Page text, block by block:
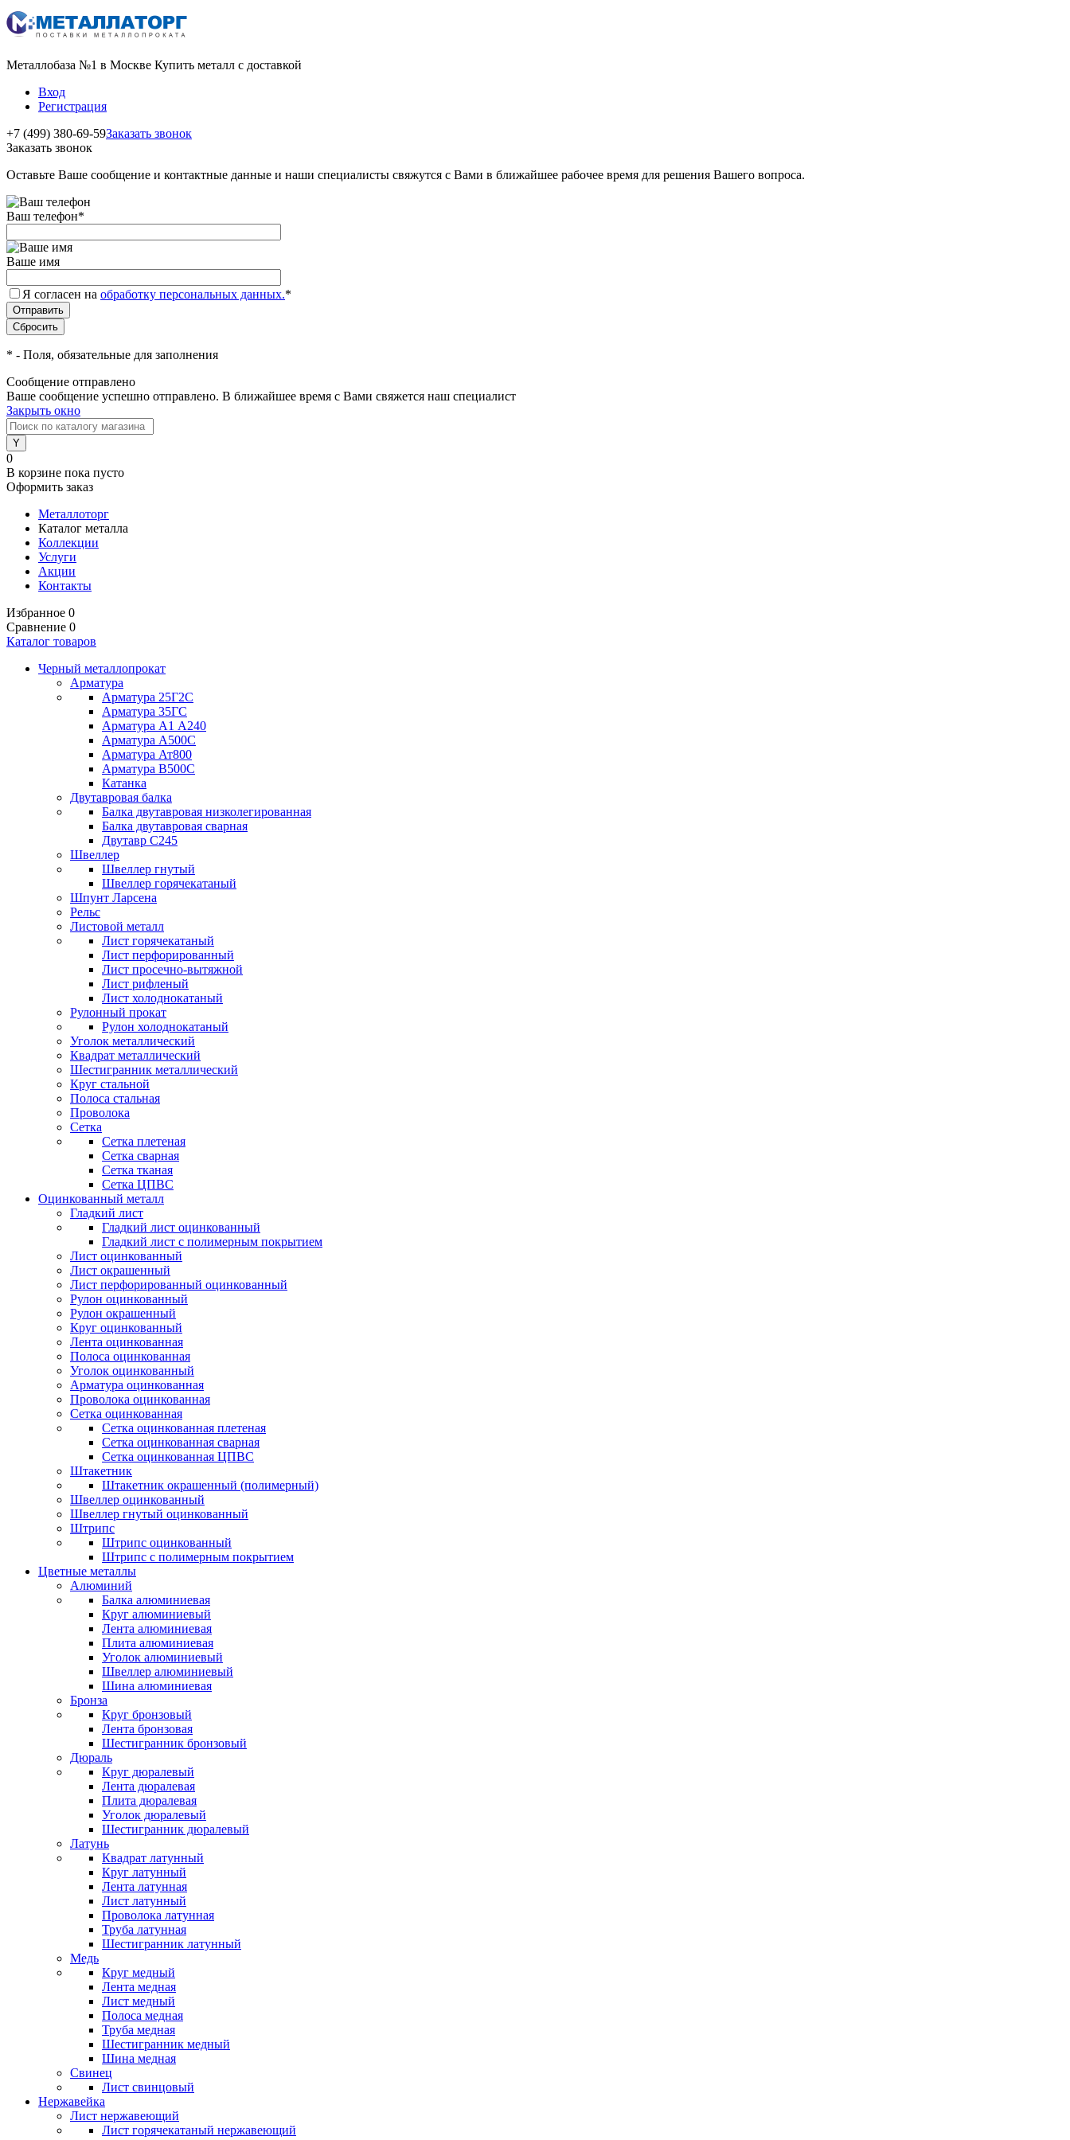
Металлобаза №1 в Москве Купить металл с доставкой
Вход
Регистрация
+7 (499) 380-69-59Заказать звонок
Заказать звонок
Оставьте Ваше сообщение и контактные данные и наши специалисты свяжутся с Вами в ближайшее рабочее время для решения Вашего вопроса.
Ваш телефон*
Ваше имя
Я согласен на обработку персональных данных.*
* - Поля, обязательные для заполнения
Сообщение отправлено
Ваше сообщение успешно отправлено. В ближайшее время с Вами свяжется наш специалист
Закрыть окно
0
В корзине пока пусто
Оформить заказ
Металлоторг
Каталог металла
Коллекции
Услуги
Акции
Контакты
Избранное 0
Сравнение 0
Каталог товаров
Черный металлопрокат
Арматура
Арматура 25Г2С
Арматура 35ГС
Арматура А1 А240
Арматура А500С
Арматура Ат800
Арматура В500С
Катанка
Двутавровая балка
Балка двутавровая низколегированная
Балка двутавровая сварная
Двутавр С245
Швеллер
Швеллер гнутый
Швеллер горячекатаный
Шпунт Ларсена
Рельс
Листовой металл
Лист горячекатаный
Лист перфорированный
Лист просечно-вытяжной
Лист рифленый
Лист холоднокатаный
Рулонный прокат
Рулон холоднокатаный
Уголок металлический
Квадрат металлический
Шестигранник металлический
Круг стальной
Полоса стальная
Проволока
Сетка
Сетка плетеная
Сетка сварная
Сетка тканая
Сетка ЦПВС
Оцинкованный металл
Гладкий лист
Гладкий лист оцинкованный
Гладкий лист с полимерным покрытием
Лист оцинкованный
Лист окрашенный
Лист перфорированный оцинкованный
Рулон оцинкованный
Рулон окрашенный
Круг оцинкованный
Лента оцинкованная
Полоса оцинкованная
Уголок оцинкованный
Арматура оцинкованная
Проволока оцинкованная
Сетка оцинкованная
Сетка оцинкованная плетеная
Сетка оцинкованная сварная
Сетка оцинкованная ЦПВС
Штакетник
Штакетник окрашенный (полимерный)
Швеллер оцинкованный
Швеллер гнутый оцинкованный
Штрипс
Штрипс оцинкованный
Штрипс с полимерным покрытием
Цветные металлы
Алюминий
Балка алюминиевая
Круг алюминиевый
Лента алюминиевая
Плита алюминиевая
Уголок алюминиевый
Швеллер алюминиевый
Шина алюминиевая
Бронза
Круг бронзовый
Лента бронзовая
Шестигранник бронзовый
Дюраль
Круг дюралевый
Лента дюралевая
Плита дюралевая
Уголок дюралевый
Шестигранник дюралевый
Латунь
Квадрат латунный
Круг латунный
Лента латунная
Лист латунный
Проволока латунная
Труба латунная
Шестигранник латунный
Медь
Круг медный
Лента медная
Лист медный
Полоса медная
Труба медная
Шестигранник медный
Шина медная
Свинец
Лист свинцовый
Нержавейка
Лист нержавеющий
Лист горячекатаный нержавеющий